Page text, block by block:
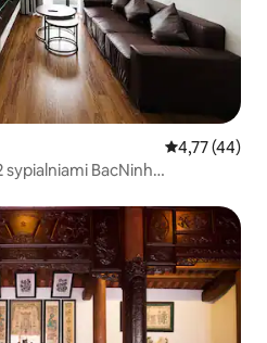
Średnia
4,77 (44)
BacNinh